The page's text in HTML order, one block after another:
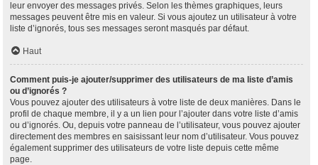
leur envoyer des messages privés. Selon les thèmes graphiques, leurs
messages peuvent être mis en valeur. Si vous ajoutez un utilisateur à votre
liste d’ignorés, tous ses messages seront masqués par défaut.
Haut
Comment puis-je ajouter/supprimer des utilisateurs de ma liste d’amis
ou d’ignorés ?
Vous pouvez ajouter des utilisateurs à votre liste de deux manières. Dans le
profil de chaque membre, il y a un lien pour l’ajouter dans votre liste d’amis
ou d’ignorés. Ou, depuis votre panneau de l’utilisateur, vous pouvez ajouter
directement des membres en saisissant leur nom d’utilisateur. Vous pouvez
également supprimer des utilisateurs de votre liste depuis cette même
page.